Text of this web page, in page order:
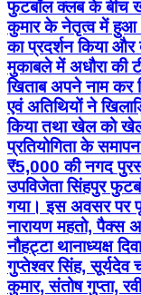
फुटबॉल क्लब के बीच
कुमार के नेतृत्व में
का प्रदर्शन किया
मुकाबले में अधौरा की
खिताब अपने नाम कर
एवं अतिथियों ने
किया तथा खेल को
प्रतियोगिता के
₹5,000 की नगद
उपविजेता सिंहपुर
गया। इस अवसर पर
नारायण महतो, पैक्स
नौहट्टा थानाध्यक्ष
गुप्तेश्वर सिंह,
कुमार, संतोष गुप्ता,